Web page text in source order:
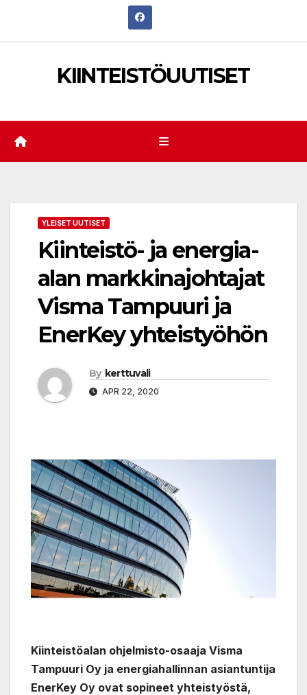
KIINTEISTÖUUTISET
YLEISET UUTISET
Kiinteistö- ja energia-
alan markkinajohtajat
Visma Tampuuri ja
EnerKey yhteistyöhön
By kerttuvali
APR 22, 2020
Kiinteistöalan ohjelmisto-osaaja Visma
Tampuuri Oy ja energiahallinnan asiantuntija
EnerKey Oy ovat sopineet yhteistyöstä,